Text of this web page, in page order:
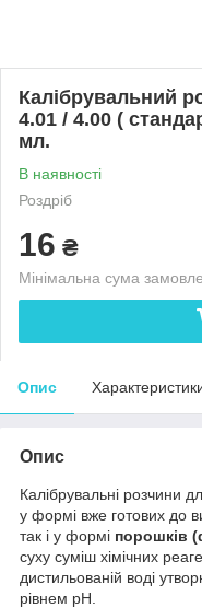
Калібрувальний
4.01 / 4.00 (
мл.
В наявності
Роздріб
16 ₴
Мінімальна сума
Опис
Опис
Калібрувальні розчини
у формі вже готових до
так і у формі порошків
суху суміш хімічних
дистильованій воді
рівнем pH.